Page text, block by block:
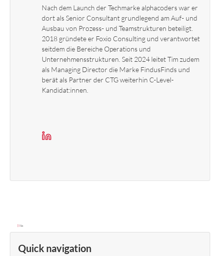
Nach dem Launch der Techmarke alphacoders war er
dort als Senior Consultant grundlegend am Auf- und
Ausbau von Prozess- und Teamstrukturen beteiligt.
2018 gründete er Foxio Consulting und verantwortet
seitdem die Bereiche Operations und
Unternehmensstrukturen. Seit 2024 leitet Tim zudem
als Managing Director die Marke FindusFinds und
berät als Partner der CTG weiterhin C-Level-
Kandidat:innen.
Quick navigation